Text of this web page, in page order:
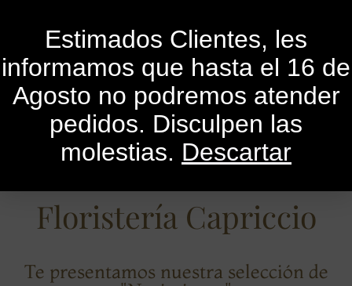
Estimados Clientes, les
informamos que hasta el 16 de
Agosto no podremos atender
pedidos. Disculpen las
molestias. Descartar
Floristería Capriccio
Te presentamos nuestra selección de